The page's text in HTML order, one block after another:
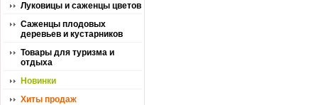
Луковицы и саженцы цветов
Саженцы плодовых
деревьев и кустарников
Товары для туризма и
отдыха
Новинки
Хиты продаж